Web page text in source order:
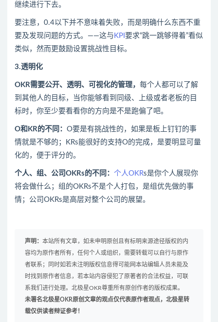
继续进行下去。
要注意，0.4以下并不意味着失败，而是明确什么东西不重
要及发现问题的方式。——这与 KPI 要求“跳一跳够得着”看似
类似，然而更鼓励设置挑战性目标。
3.透明化
OKR需要公开、透明、可视化的管理， 每个人都可以了解
到其他人的目标，当你能够看到同级、上级或者老板的目
标时，你至少要看看你的方向是不是跑偏了吧。
O和KR的不同： O要是有挑战性的，如果是板上钉钉的事
情就是不够的；KRs能很好的支持O的完成，是要明显可量
化的，便于评分的。
个人、组、公司OKRs的不同： 个人OKRs是你个人展现你
将会做什么；组的OKRs不是个人打包，是组优先做的事
情；公司OKRs是高层对整个公司的展望。
声明： 本站所有文章，如未申明原创且有标明来源途径版权的内
容均为原作者所有，任何个人或组织，需要转载可以自行与原作
者联系；同时如若未注明版权信息得可能网本站编辑人员未能及
时找到原作者信息，若本站内容侵犯了原著者的合法权益，可联
系我们进行处理。北极星OKR尊重所有原创作者的版权成果。
未署名北极星OKR原创文章的观点仅代表原作者观点，北极星转
载仅供读者辩证参考！